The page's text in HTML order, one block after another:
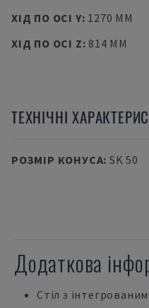
ХІД ПО ОСІ Y: 1270 MM
ХІД ПО ОСІ Z: 814 MM
ТЕХНІЧНІ
РОЗМІР КОНУСА: SK 50
Додаткова
Стіл з